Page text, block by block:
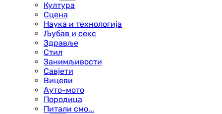
Култура
Сцена
Наука и технологија
Љубав и секс
Здравље
Стил
Занимљивости
Савјети
Вицеви
Ауто-мото
Породица
Питали смо...